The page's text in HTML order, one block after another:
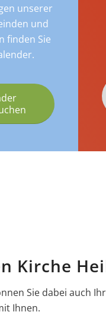
unserer
und
finden Sie
Kirche
Sie dabei auch
Ihnen.